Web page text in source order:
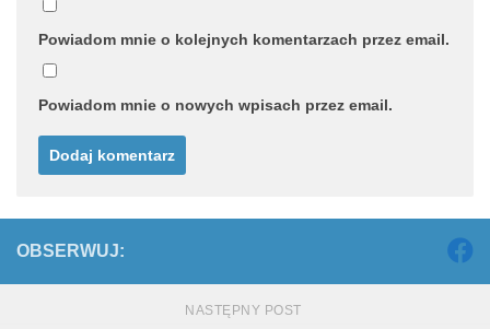
Powiadom mnie o kolejnych komentarzach przez email.
Powiadom mnie o nowych wpisach przez email.
OBSERWUJ:
NASTĘPNY POST